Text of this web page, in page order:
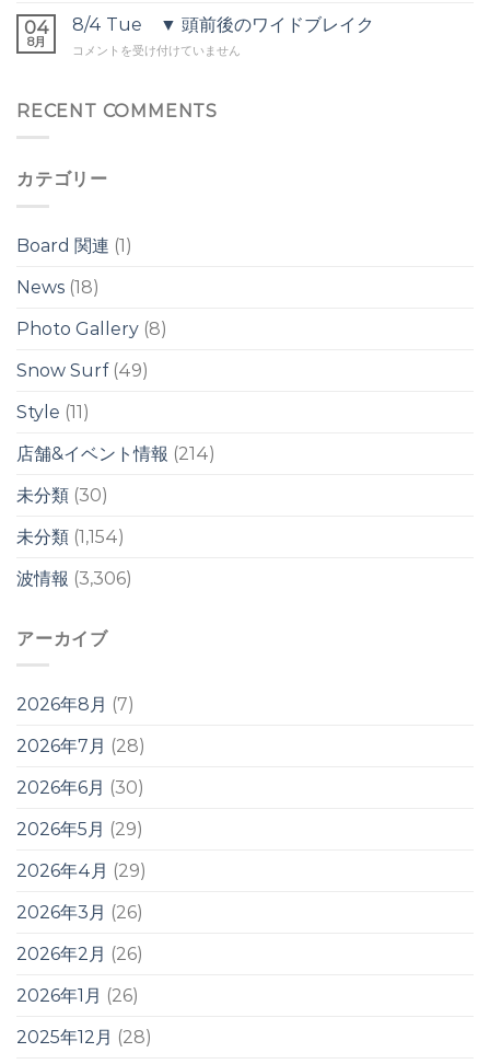
ヘ
ッ
ド
ヘ
ッ
の
ネ
▼
オ
ー
ヘ
ワ
ブ
レ
イ
ク
04
8月
8/4 Tue ▼ 頭前後のワイドブレイク
8/4
頭
ワ
ブ
レ
ク
コメントを受け付けていません
RECENT COMMENTS
カテゴリー
Board 関連 (1)
News (18)
Photo Gallery (8)
Snow Surf(49)
Style (11)
店舗&イベント情報 (214)
未分類 (30)
未分類 (1,154)
波情報 (3,306)
アーカイブ
2026年8月 (7)
2026年7月 (28)
2026年6月 (30)
2026年5月 (29)
2026年4月 (29)
2026年3月 (26)
2026年2月 (26)
2026年1月 (26)
2025年12月 (28)